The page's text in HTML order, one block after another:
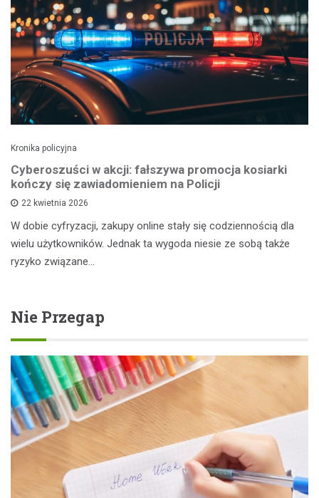
Kronika policyjna
Cyberoszuści w akcji: fałszywa promocja kosiarki
kończy się zawiadomieniem na Policji
22 kwietnia 2026
W dobie cyfryzacji, zakupy online stały się codziennością dla
wielu użytkowników. Jednak ta wygoda niesie ze sobą także
ryzyko związane…
Nie Przegap